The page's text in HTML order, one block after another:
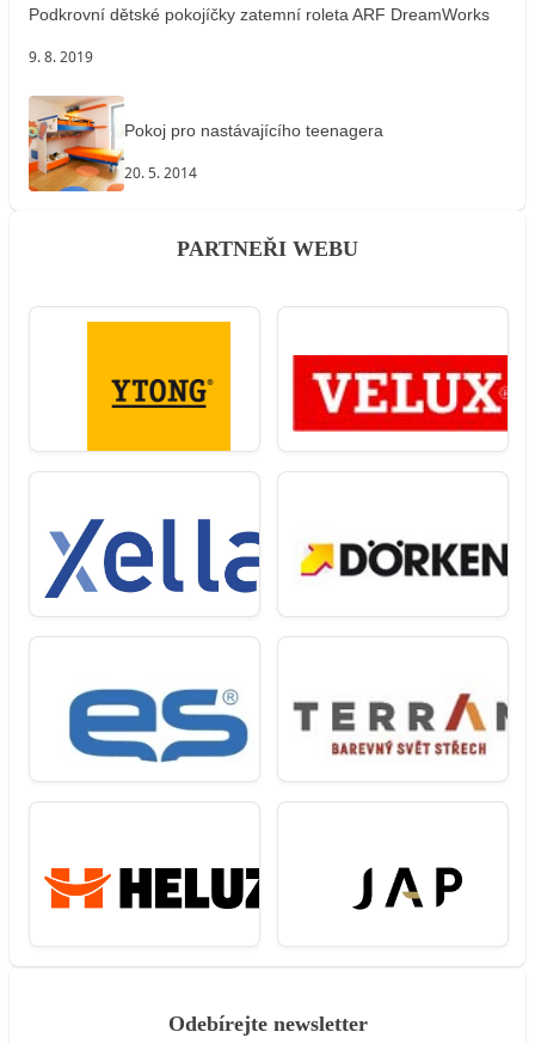
Podkrovní dětské pokojíčky zatemní roleta ARF DreamWorks
9. 8. 2019
Pokoj pro nastávajícího teenagera
20. 5. 2014
PARTNEŘI WEBU
Odebírejte newsletter